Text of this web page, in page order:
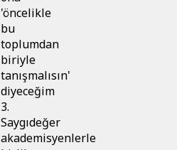
'öncelikle
bu
toplumdan
biriyle
tanışmalısın'
diyeceğim
3.
Saygıdeğer
akademisyenlerle